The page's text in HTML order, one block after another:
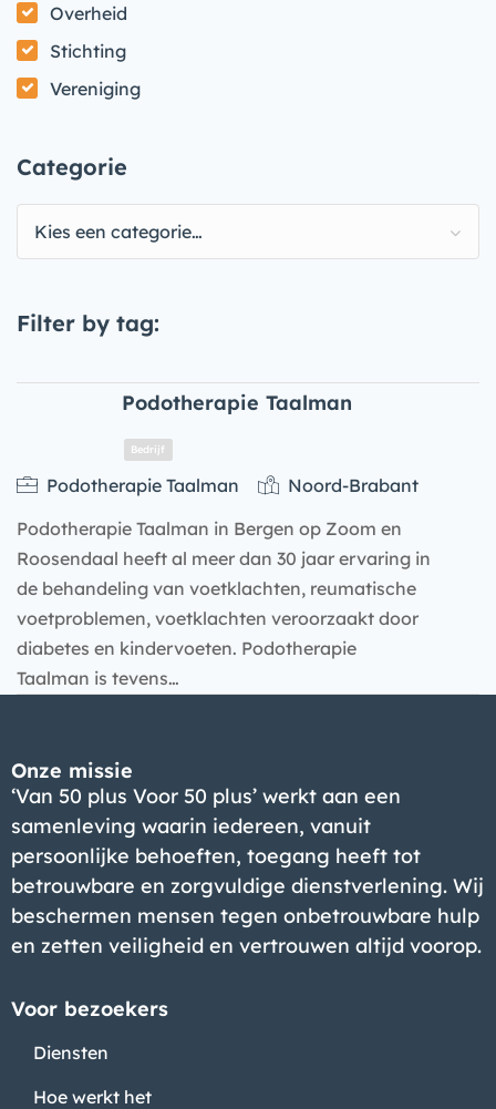
Overheid
Stichting
Vereniging
Categorie
Kies een categorie…
Filter by tag:
Podotherapie Taalman
Podotherapie Taalman
Noord-Brabant
Podotherapie Taalman in Bergen op Zoom en
Roosendaal heeft al meer dan 30 jaar ervaring in
de behandeling van voetklachten, reumatische
voetproblemen, voetklachten veroorzaakt door
diabetes en kindervoeten. Podotherapie
Taalman is tevens…
Onze missie
‘Van 50 plus Voor 50 plus’ werkt aan een
samenleving waarin iedereen, vanuit
persoonlijke behoeften, toegang heeft tot
betrouwbare en zorgvuldige dienstverlening. Wij
beschermen mensen tegen onbetrouwbare hulp
en zetten veiligheid en vertrouwen altijd voorop.
Voor bezoekers
Diensten
Hoe werkt het